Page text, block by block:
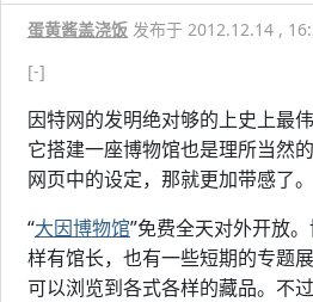
蛋黄酱盖浇饭 发布于 2012.12.14 ,
[-]
因特网的发明绝对够的上史上最
它搭建一座博物馆也是理所当然
网页中的设定，那就更加带感了。
“大因博物馆”免费全天对外开放
样有馆长，也有一些短期的专题
可以浏览到各式各样的藏品。不